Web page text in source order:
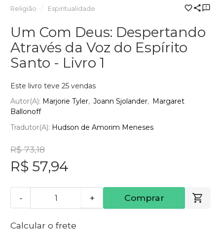
Religião Espiritualidade
Um Com Deus: Despertando
Através da Voz do Espírito
Santo - Livro 1
Este livro teve 25 vendas
Autor(a): Marjorie Tyler Joann Sjolander
Margaret
Ballonoff
Tradutor(a): Hudson de Amorim Meneses
R$ 73,18
R$ 57,94
- + Comprar
Calcular o frete